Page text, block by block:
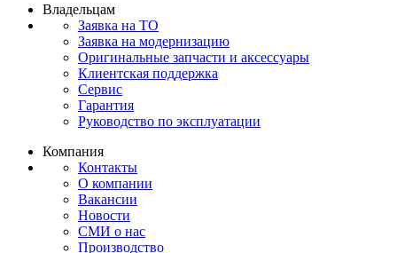
Владельцам
Заявка на ТО
Заявка на модернизацию
Оригинальные запчасти и аксессуары
Клиентская поддержка
Сервис
Гарантия
Руководство по эксплуатации
Компания
Контакты
О компании
Вакансии
Новости
СМИ о нас
Производство